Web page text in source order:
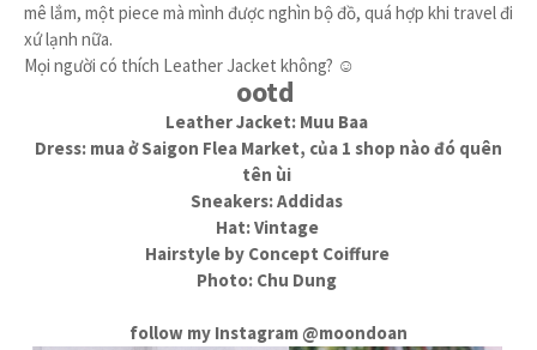
mê lắm, một piece mà mình được nghìn bộ đồ, quá hợp khi travel đi
xứ lạnh nữa.
Mọi người có thích Leather Jacket không? ☺️
ootd
Leather Jacket: Muu Baa
Dress: mua ở Saigon Flea Market, của 1 shop nào đó quên
tên ùi
Sneakers: Addidas
Hat: Vintage
Hairstyle by Concept Coiffure
Photo: Chu Dung
follow my Instagram @moondoan